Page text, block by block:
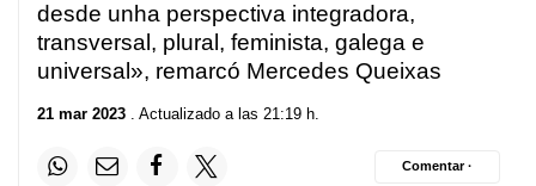
desde unha perspectiva integradora,
transversal, plural, feminista, galega e
universal», remarcó Mercedes Queixas
21 mar 2023 . Actualizado a las 21:19 h.
Comentar ·